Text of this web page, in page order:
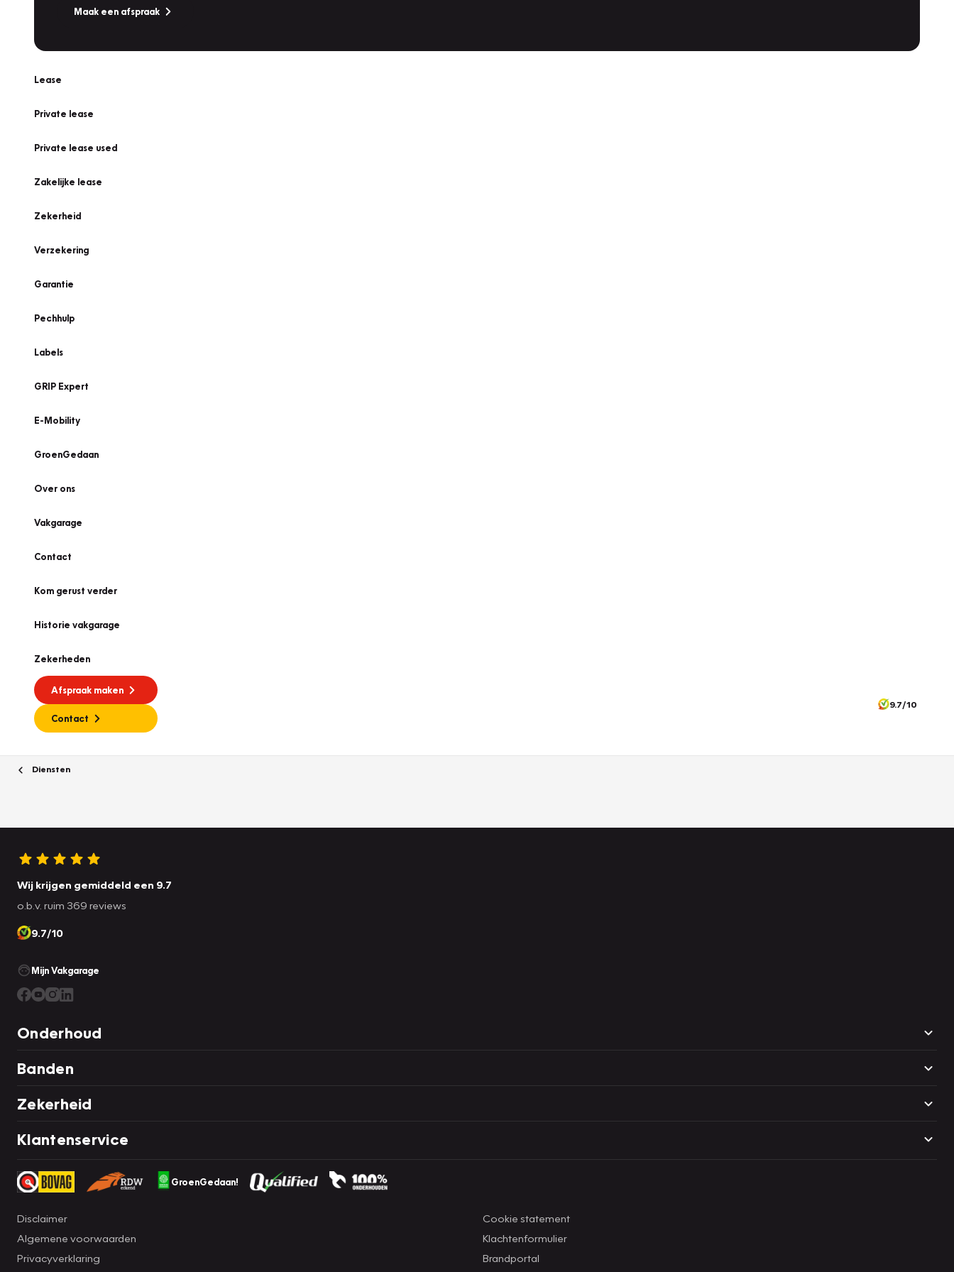
Maak een afspraak
Lease
Private lease
Private lease used
Zakelijke lease
Zekerheid
Verzekering
Garantie
Pechhulp
Labels
GRIP Expert
E-Mobility
GroenGedaan
Over ons
Vakgarage
Contact
Kom gerust verder
Historie vakgarage
Zekerheden
Afspraak maken
Contact
9.7/10
Diensten
Wij krijgen gemiddeld een 9.7
o.b.v. ruim 369 reviews
9.7/10
Mijn Vakgarage
Onderhoud
Banden
Zekerheid
Klantenservice
GroenGedaan!
Disclaimer
Algemene voorwaarden
Privacyverklaring
Cookie statement
Klachtenformulier
Brandportal